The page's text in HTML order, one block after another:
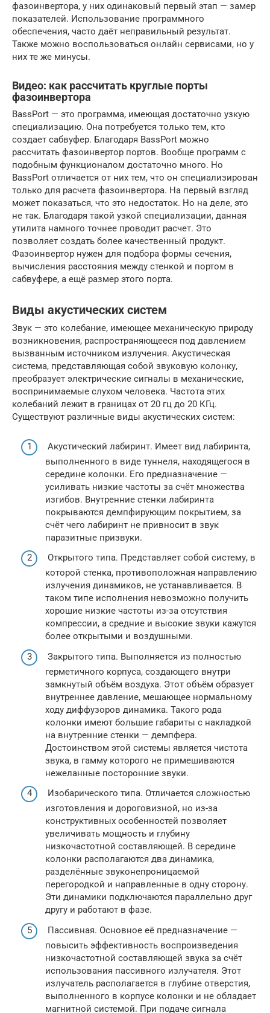
фазоинвертора, у них одинаковый первый этап — замер
показателей. Использование программного
обеспечения, часто даёт неправильный результат.
Также можно воспользоваться онлайн сервисами, но у
них те же минусы.
Видео: как рассчитать круглые порты
фазоинвертора
BassPort — это программа, имеющая достаточно узкую
специализацию. Она потребуется только тем, кто
создает сабвуфер. Благодаря BassPort можно
рассчитать фазоинвертор портов. Вообще программ с
подобным функционалом достаточно много. Но
BassPort отличается от них тем, что он специализирован
только для расчета фазоинвертора. На первый взгляд
может показаться, что это недостаток. Но на деле, это
не так. Благодаря такой узкой специализации, данная
утилита намного точнее проводит расчет. Это
позволяет создать более качественный продукт.
Фазоинвертор нужен для подбора формы сечения,
вычисления расстояния между стенкой и портом в
сабвуфере, а ещё размер этого порта.
Виды акустических систем
Звук — это колебание, имеющее механическую природу
возникновения, распространяющееся под давлением
вызванным источником излучения. Акустическая
система, представляющая собой звуковую колонку,
преобразует электрические сигналы в механические,
воспринимаемые слухом человека. Частота этих
колебаний лежит в границах от 20 гц до 20 КГц.
Существуют различные виды акустических систем:
Акустический лабиринт. Имеет вид лабиринта,
выполненного в виде туннеля, находящегося в
середине колонки. Его предназначение —
усиливать низкие частоты за счёт множества
изгибов. Внутренние стенки лабиринта
покрываются демпфирующим покрытием, за
счёт чего лабиринт не привносит в звук
паразитные призвуки.
Открытого типа. Представляет собой систему, в
которой стенка, противоположная направлению
излучения динамиков, не устанавливается. В
таком типе исполнения невозможно получить
хорошие низкие частоты из-за отсутствия
компрессии, а средние и высокие звуки кажутся
более открытыми и воздушными.
Закрытого типа. Выполняется из полностью
герметичного корпуса, создающего внутри
замкнутый объём воздуха. Этот объём образует
внутреннее давление, мешающее нормальному
ходу диффузоров динамика. Такого рода
колонки имеют большие габариты с накладкой
на внутренние стенки — демпфера.
Достоинством этой системы является чистота
звука, в гамму которого не примешиваются
нежеланные посторонние звуки.
Изобарического типа. Отличается сложностью
изготовления и дороговизной, но из-за
конструктивных особенностей позволяет
увеличивать мощность и глубину
низкочастотной составляющей. В середине
колонки располагаются два динамика,
разделённые звуконепроницаемой
перегородкой и направленные в одну сторону.
Эти динамики подключаются параллельно друг
другу и работают в фазе.
Пассивная. Основное её предназначение —
повысить эффективность воспроизведения
низкочастотной составляющей звука за счёт
использования пассивного излучателя. Этот
излучатель располагается в глубине отверстия,
выполненного в корпусе колонки и не обладает
магнитной системой. При подаче сигнала